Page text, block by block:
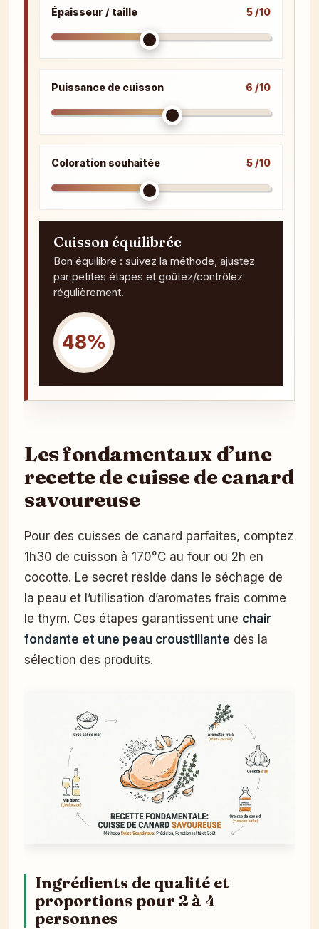
Épaisseur / taille 5 /10
Puissance de cuisson 6 /10
Coloration souhaitée 5 /10
Cuisson équilibrée
Bon équilibre : suivez la méthode, ajustez
par petites étapes et goûtez/contrôlez
régulièrement.
48%
Les fondamentaux d’une
recette de cuisse de canard
savoureuse
Pour des cuisses de canard parfaites, comptez
1h30 de cuisson à 170°C au four ou 2h en
cocotte. Le secret réside dans le séchage de
la peau et l’utilisation d’aromates frais comme
le thym. Ces étapes garantissent une chair
fondante et une peau croustillante dès la
sélection des produits.
Ingrédients de qualité et
proportions pour 2 à 4
personnes